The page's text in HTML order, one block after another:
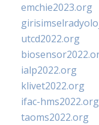
emchie2023.org
utcd2022.org
ialp2022.org
klivet2022.org
ifac-hms2022.org
taoms2022.org